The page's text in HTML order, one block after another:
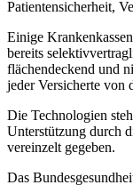
Patientensicherheit,
Einige
bereits
flächendeckend und
jeder Versicherte von
Die Technologien
Unterstützung durch
vereinzelt gegeben.
Das